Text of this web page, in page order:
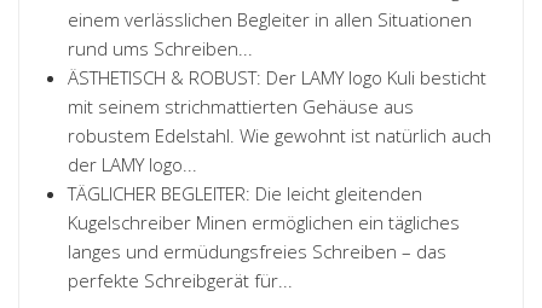
einem verlässlichen Begleiter in allen Situationen
rund ums Schreiben...
ÄSTHETISCH & ROBUST: Der LAMY logo Kuli besticht
mit seinem strichmattierten Gehäuse aus
robustem Edelstahl. Wie gewohnt ist natürlich auch
der LAMY logo...
TÄGLICHER BEGLEITER: Die leicht gleitenden
Kugelschreiber Minen ermöglichen ein tägliches
langes und ermüdungsfreies Schreiben – das
perfekte Schreibgerät für...